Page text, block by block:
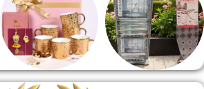
هدايا وسيلفر